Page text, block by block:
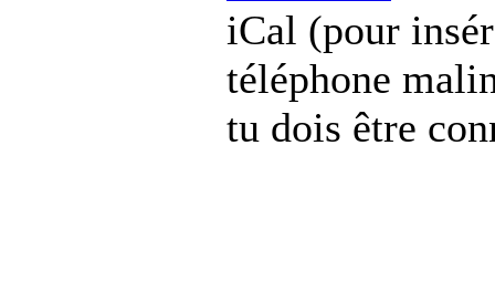
iCal (pour
téléphone
tu dois être